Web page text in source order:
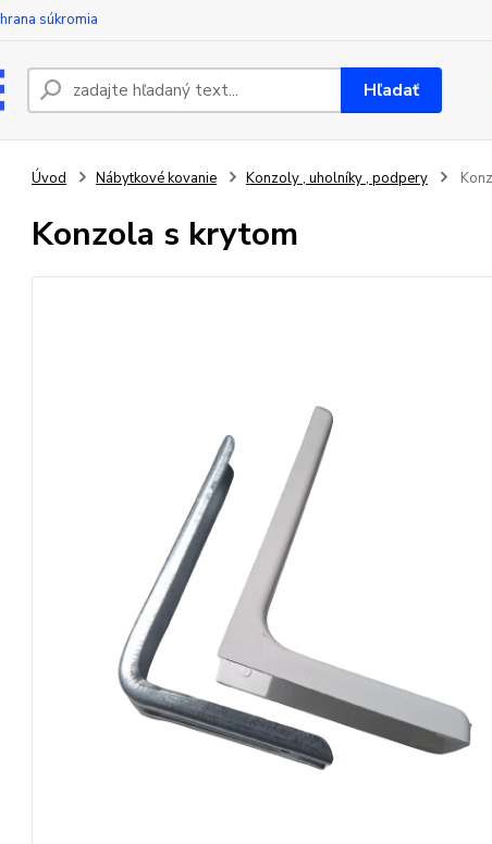
súkromia
Hľadať
Úvod Nábytkové kovanie Konzoly , uholníky , podpery
Konzola s krytom